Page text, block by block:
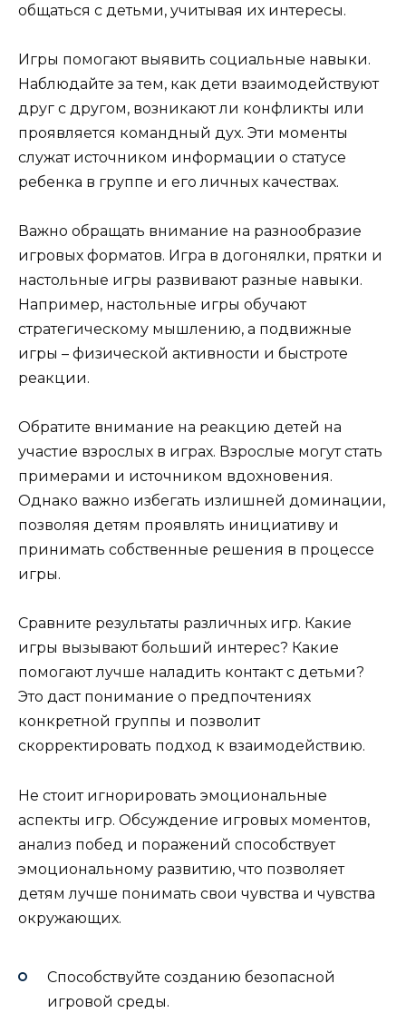
общаться с детьми, учитывая их интересы.
Игры помогают выявить социальные навыки.
Наблюдайте за тем, как дети взаимодействуют
друг с другом, возникают ли конфликты или
проявляется командный дух. Эти моменты
служат источником информации о статусе
ребенка в группе и его личных качествах.
Важно обращать внимание на разнообразие
игровых форматов. Игра в догонялки, прятки и
настольные игры развивают разные навыки.
Например, настольные игры обучают
стратегическому мышлению, а подвижные
игры – физической активности и быстроте
реакции.
Обратите внимание на реакцию детей на
участие взрослых в играх. Взрослые могут стать
примерами и источником вдохновения.
Однако важно избегать излишней доминации,
позволяя детям проявлять инициативу и
принимать собственные решения в процессе
игры.
Сравните результаты различных игр. Какие
игры вызывают больший интерес? Какие
помогают лучше наладить контакт с детьми?
Это даст понимание о предпочтениях
конкретной группы и позволит
скорректировать подход к взаимодействию.
Не стоит игнорировать эмоциональные
аспекты игр. Обсуждение игровых моментов,
анализ побед и поражений способствует
эмоциональному развитию, что позволяет
детям лучше понимать свои чувства и чувства
окружающих.
Способствуйте созданию безопасной
игровой среды.